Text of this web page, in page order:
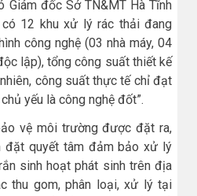
Giám đốc Sở TN&MT Hà Tĩnh
có 12 khu xử lý rác thải đang
công nghệ (03 nhà máy, 04
lập), tổng công suất thiết kế
công suất thực tế chỉ đạt
yếu là công nghệ đốt”.
vệ môi trường được đặt ra,
đặt quyết tâm đảm bảo xử lý
sinh hoạt phát sinh trên địa
thu gom, phân loại, xử lý tại